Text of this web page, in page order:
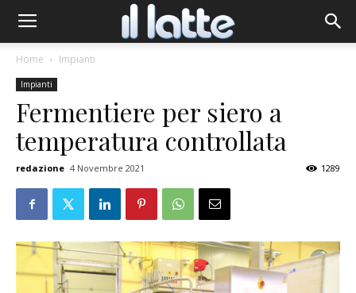
Home Impianti
Impianti
Fermentiere per siero a
temperatura controllata
redazione 4 Novembre 2021 1289